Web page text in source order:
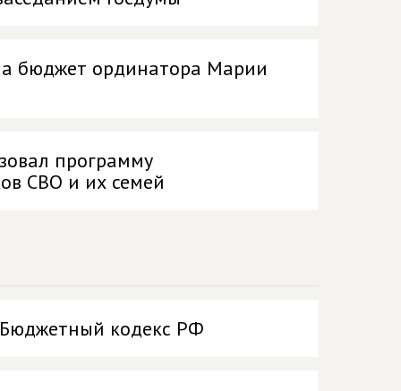
бюджет ординатора Марии
программу
СВО и их семей
кодекс РФ